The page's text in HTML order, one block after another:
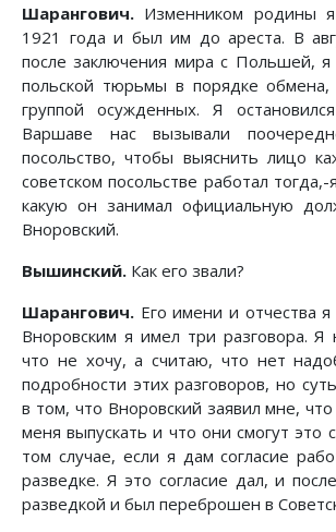
Шарангович. Изменником родины я
1921 года и был им до ареста. В
после заключения мира с Польшей, я
польской тюрьмы в порядке обмена,
группой осужденных. Я
Варшаве нас вызывали
посольство, чтобы выяснить лицо
советском посольстве работал
какую он занимал официальную
Вноровский.
Вышинский. Как его звали?
Шарангович. Его имени и отчества
Вноровским я имел три разговора. Я
что не хочу, а считаю, что нет
подробности этих разговоров, но
в том, что Вноровский заявил мне,
меня выпускать и что они смогут это
том случае, если я дам согласие
разведке. Я это согласие дал, и
разведкой и был переброшен в